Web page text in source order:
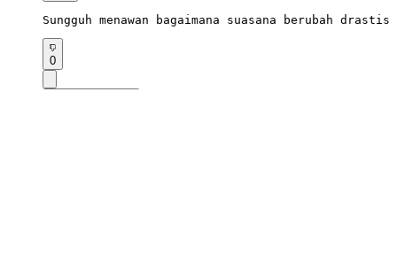
Sungguh menawan bagaimana suasana berubah
0